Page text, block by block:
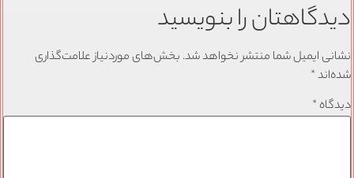
دیدگاهتان را بنویسید
نشانی ایمیل شما منتشر نخواهد شد. بخش‌های موردنیاز علامت‌گذاری
شده‌اند*
دیدگاه *